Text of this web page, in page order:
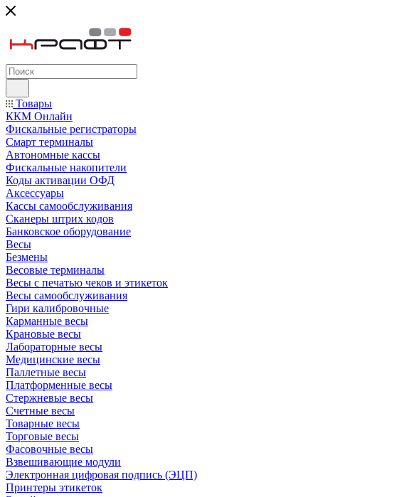
Товары
ККМ Онлайн
Фискальные регистраторы
Смарт терминалы
Автономные кассы
Фискальные накопители
Коды активации ОФД
Аксессуары
Кассы самообслуживания
Сканеры штрих кодов
Банковское оборудование
Весы
Безмены
Весовые терминалы
Весы с печатью чеков и этикеток
Весы самообслуживания
Гири калибровочные
Карманные весы
Крановые весы
Лабораторные весы
Медицинские весы
Паллетные весы
Платформенные весы
Стержневые весы
Счетные весы
Товарные весы
Торговые весы
Фасовочные весы
Взвешивающие модули
Электронная цифровая подпись (ЭЦП)
Принтеры этикеток